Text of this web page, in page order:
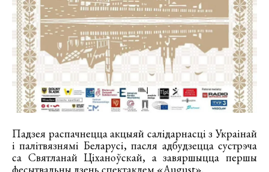
Падзея распачнецца акцыяй салідарнасці з Украінай
і палітвязнямі Беларусі, пасля адбудзецца сустрэча
са Святланай Ціханоўскай, а завяршыцца першы